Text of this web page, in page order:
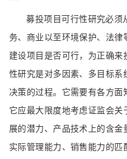
募投项目可行性研究必须
务、商业以至环境保护、法
建设项目是否可行，为正确
性研究是对多因素、多目标
决策的过程。它需要有各方面
它应最大限度地考虑证监会
展的潜力、产品技术上的含
实际管理能力、销售能力的